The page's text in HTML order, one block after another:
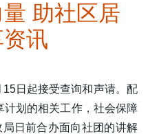
区
助社区居
讯
日起接受查询和声请。配
划的相关工作，社会保障
局日前合办面向社团的讲解